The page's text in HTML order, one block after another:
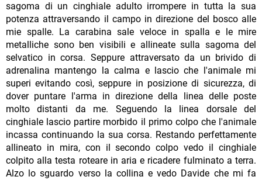
sagoma di un cinghiale adulto irrompere in tutta la sua
potenza attraversando il campo in direzione del bosco alle
mie spalle. La carabina sale veloce in spalla e le mire
metalliche sono ben visibili e allineate sulla sagoma del
selvatico in corsa. Seppure attraversato da un brivido di
adrenalina mantengo la calma e lascio che l'animale mi
superi evitando così, seppure in posizione di sicurezza, di
dover puntare l'arma in direzione della linea delle poste
molto distanti da me. Seguendo la linea dorsale del
cinghiale lascio partire morbido il primo colpo che l'animale
incassa continuando la sua corsa. Restando perfettamente
allineato in mira, con il secondo colpo vedo il cinghiale
colpito alla testa roteare in aria e ricadere fulminato a terra.
Alzo lo sguardo verso la collina e vedo Davide che mi fa